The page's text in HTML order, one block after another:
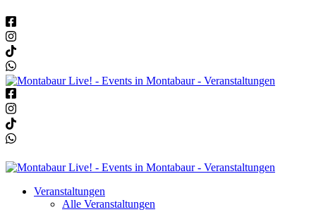
Veranstaltungen
Alle Veranstaltungen